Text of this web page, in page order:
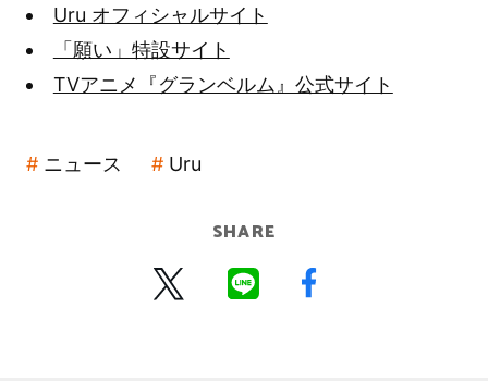
Uru オフィシャルサイト
「願い」特設サイト
TVアニメ『グランベルム』公式サイト
ニュース Uru
SHARE